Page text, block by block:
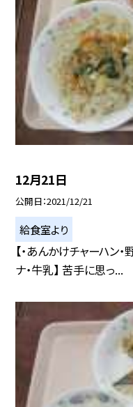
12月21日
公開日 2021/12/21
給食室より
【・あんかけチャーハン
ナ・牛乳】 苦手に思っ...